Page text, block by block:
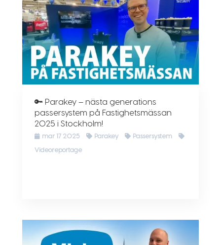
🔑 Parakey – nästa generations
passersystem på Fastighetsmässan
2025 i Stockholm!
mar 17 2025 Parakey Passersystem
Videoreportage